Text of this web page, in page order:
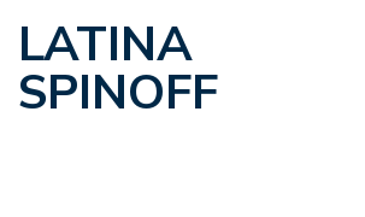
LATINA
SPINOFF